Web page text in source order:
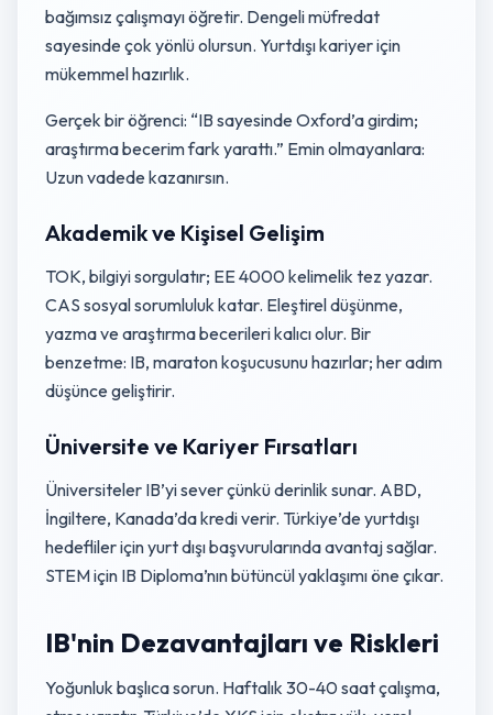
bağımsız çalışmayı öğretir. Dengeli müfredat
sayesinde çok yönlü olursun. Yurtdışı kariyer için
mükemmel hazırlık.
Gerçek bir öğrenci: “IB sayesinde Oxford’a girdim;
araştırma becerim fark yarattı.” Emin olmayanlara:
Uzun vadede kazanırsın.
Akademik ve Kişisel Gelişim
TOK, bilgiyi sorgulatır; EE 4000 kelimelik tez yazar.
CAS sosyal sorumluluk katar. Eleştirel düşünme,
yazma ve araştırma becerileri kalıcı olur. Bir
benzetme: IB, maraton koşucusunu hazırlar; her adım
düşünce geliştirir.
Üniversite ve Kariyer Fırsatları
Üniversiteler IB’yi sever çünkü derinlik sunar. ABD,
İngiltere, Kanada’da kredi verir. Türkiye’de yurtdışı
hedefliler için yurt dışı başvurularında avantaj sağlar.
STEM için IB Diploma’nın bütüncül yaklaşımı öne çıkar.
IB'nin Dezavantajları ve Riskleri
Yoğunluk başlıca sorun. Haftalık 30-40 saat çalışma,